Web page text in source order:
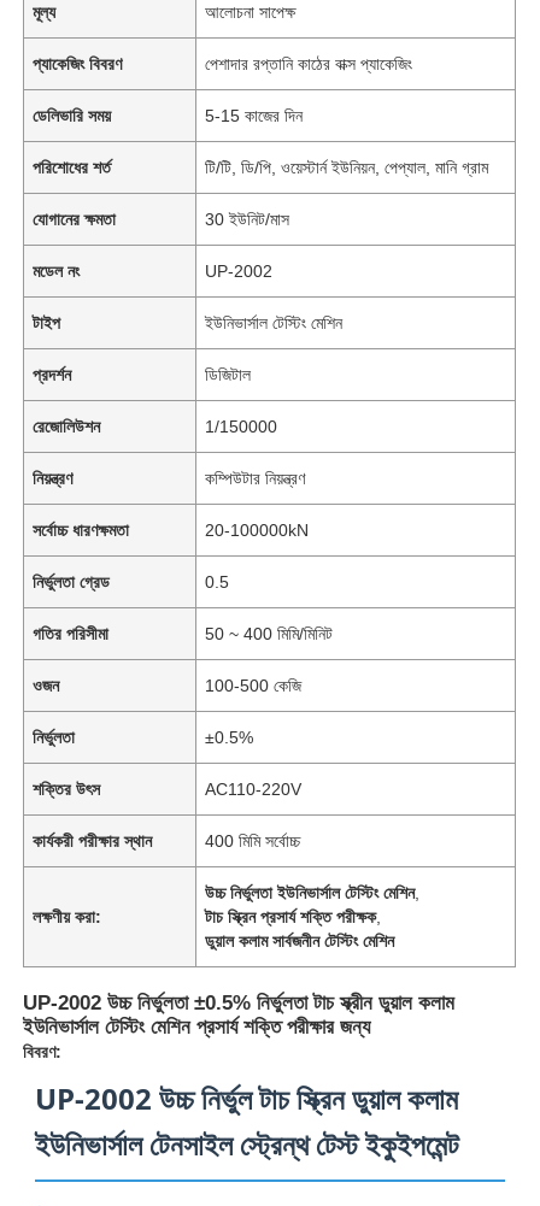
মূল্য আলোচনা সাপেক্ষ
প্যাকেজিং বিবরণ পেশাদার রপ্তানি কাঠের বাক্স প্যাকেজিং
ডেলিভারি সময় 5-15 কাজের দিন
পরিশোধের শর্ত টি/টি, ডি/পি, ওয়েস্টার্ন ইউনিয়ন, পেপ্যাল, মানি গ্রাম
যোগানের ক্ষমতা 30 ইউনিট/মাস
মডেল নং UP-2002
টাইপ ইউনিভার্সাল টেস্টিং মেশিন
প্রদর্শন ডিজিটাল
রেজোলিউশন 1/150000
নিয়ন্ত্রণ কম্পিউটার নিয়ন্ত্রণ
সর্বোচ্চ ধারণক্ষমতা 20-100000kN
নির্ভুলতা গ্রেড 0.5
গতির পরিসীমা 50 ~ 400 মিমি/মিনিট
ওজন 100-500 কেজি
নির্ভুলতা ±0.5%
শক্তির উৎস AC110-220V
কার্যকরী পরীক্ষার স্থান 400 মিমি সর্বোচ্চ
লক্ষণীয় করা:
উচ্চ নির্ভুলতা ইউনিভার্সাল টেস্টিং মেশিন,
টাচ স্ক্রিন প্রসার্য শক্তি পরীক্ষক,
ডুয়াল কলাম সার্বজনীন টেস্টিং মেশিন
UP-2002 উচ্চ নির্ভুলতা ±0.5% নির্ভুলতা টাচ স্ক্রীন ডুয়াল কলাম
ইউনিভার্সাল টেস্টিং মেশিন প্রসার্য শক্তি পরীক্ষার জন্য
বিবরণ:
UP-2002 উচ্চ নির্ভুল টাচ স্ক্রিন ডুয়াল কলাম
ইউনিভার্সাল টেনসাইল স্ট্রেন্থ টেস্ট ইকুইপমেন্ট